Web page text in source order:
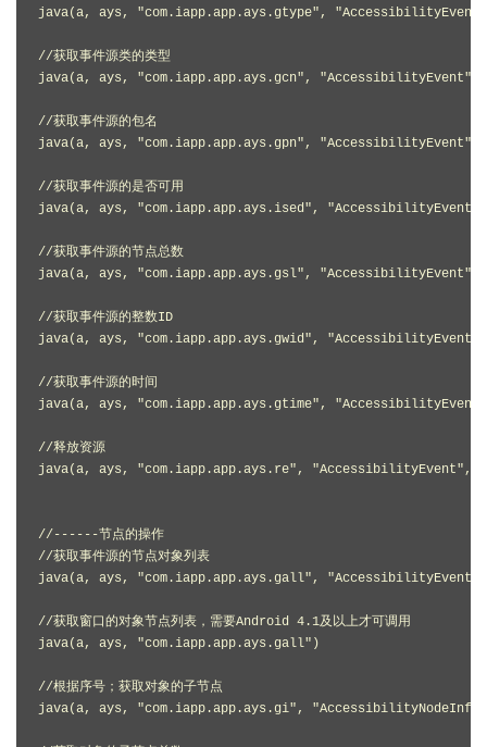
java(a, ays, "com.iapp.app.ays.gtype",
//获取事件源类的类型
java(a, ays, "com.iapp.app.ays.gcn", "AccessibilityEvent",
//获取事件源的包名
java(a, ays, "com.iapp.app.ays.gpn", "AccessibilityEvent",
//获取事件源的是否可用
java(a, ays, "com.iapp.app.ays.ised",
//获取事件源的节点总数
java(a, ays, "com.iapp.app.ays.gsl", "AccessibilityEvent",
//获取事件源的整数ID
java(a, ays, "com.iapp.app.ays.gwid",
//获取事件源的时间
java(a, ays, "com.iapp.app.ays.gtime",
//释放资源
java(a, ays, "com.iapp.app.ays.re", "AccessibilityEvent",
//------节点的操作
//获取事件源的节点对象列表
java(a, ays, "com.iapp.app.ays.gall",
//获取窗口的对象节点列表，需要Android 4.1及以上才可调用
java(a, ays, "com.iapp.app.ays.gall")
//根据序号；获取对象的子节点
java(a, ays, "com.iapp.app.ays.gi",